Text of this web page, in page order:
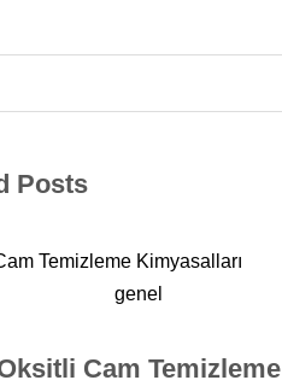
Posts
genel
Cam Temizleme